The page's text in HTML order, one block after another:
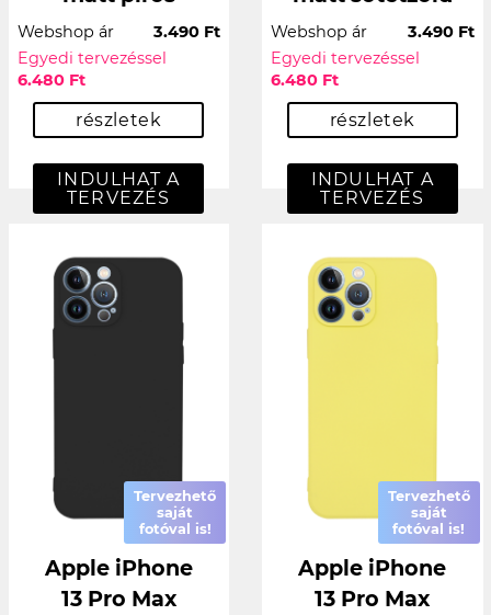
Webshop ár
3.490 Ft
Egyedi tervezéssel
6.480 Ft
részletek
INDULHAT A
TERVEZÉS
Webshop ár
3.490 Ft
Egyedi tervezéssel
6.480 Ft
részletek
INDULHAT A
TERVEZÉS
Tervezhető
saját
fotóval is!
Apple iPhone
13 Pro Max
Tervezhető
saját
fotóval is!
Apple iPhone
13 Pro Max